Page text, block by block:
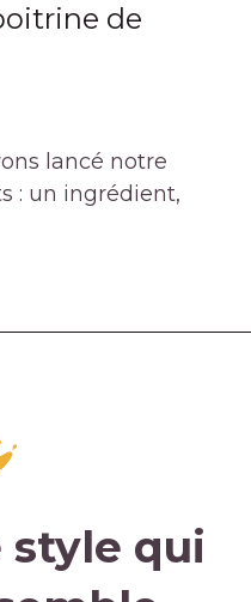
de
lancé notre
: un ingrédient,
style qui